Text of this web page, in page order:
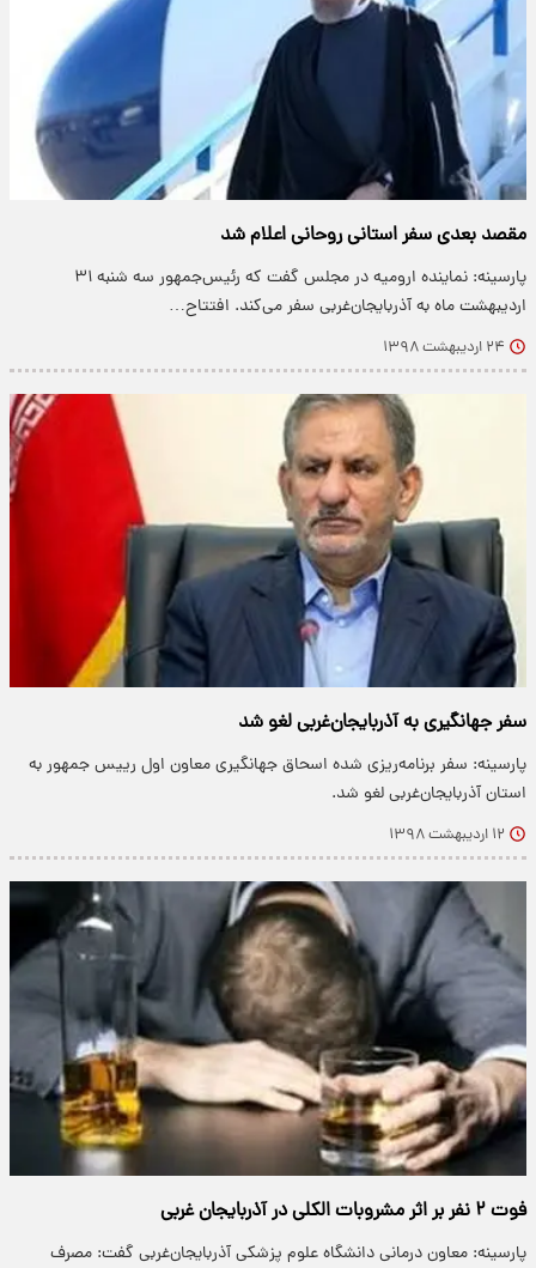
مقصد بعدی سفر استانی روحانی اعلام شد
پارسینه: نماینده ارومیه در مجلس گفت که رئیس‌جمهور سه شنبه ۳۱
اردیبهشت ماه به آذربایجان‌غربی سفر می‌کند. افتتاح…
۲۴ اردیبهشت ۱۳۹۸
سفر جهانگیری به آذربایجان‌غربی لغو شد
پارسینه: سفر برنامه‌ریزی شده اسحاق جهانگیری معاون اول رییس جمهور به
استان آذربایجان‌غربی لغو شد.
۱۲ اردیبهشت ۱۳۹۸
فوت ۲ نفر بر اثر مشروبات الکلی در آذربایجان غربی
پارسینه: معاون درمانی دانشگاه علوم پزشکی آذربایجان‌غربی گفت: مصرف